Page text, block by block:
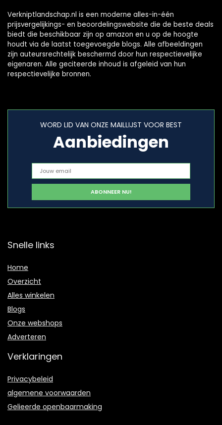
Verkniptlandschap.nl is een moderne alles-in-één
prijsvergelijkings- en beoordelingswebsite die de beste deals
biedt die beschikbaar zijn op amazon en u op de hoogte
houdt via de laatst toegevoegde blogs. Alle afbeeldingen
zijn auteursrechtelijk beschermd door hun respectievelijke
eigenaren. Alle geciteerde inhoud is afgeleid van hun
respectievelijke bronnen.
WORD LID VAN ONZE MAILLIJST VOOR BEST
Aanbiedingen
Snelle links
Home
Overzicht
Alles winkelen
Blogs
Onze webshops
Adverteren
Verklaringen
Privacybeleid
algemene voorwaarden
Gelieerde openbaarmaking